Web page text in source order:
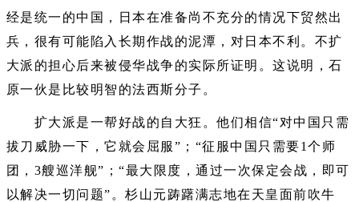
经是统一的中国，日本在准备尚不充分的情况下贸然出
兵，很有可能陷入长期作战的泥潭，对日本不利。不扩
大派的担心后来被侵华战争的实际所证明。这说明，石
原一伙是比较明智的法西斯分子。
扩大派是一帮好战的自大狂。他们相信“对中国只需
拔刀威胁一下，它就会屈服”；“征服中国只需要1个师
团，3艘巡洋舰”；“最大限度，通过一次保定会战，即可
以解决一切问题”。杉山元踌躇满志地在天皇面前吹牛